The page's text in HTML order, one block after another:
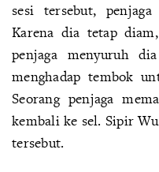
sesi tersebut,
Karena dia tetap
penjaga menyuruh
menghadap tembok
Seorang penjaga
kembali ke sel. Sipir
tersebut.